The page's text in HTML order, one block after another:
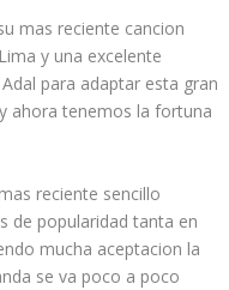
mas reciente cancion
y una excelente
para adaptar esta gran
ahora tenemos la fortuna
reciente sencillo
de popularidad tanta en
mucha aceptacion la
se va poco a poco